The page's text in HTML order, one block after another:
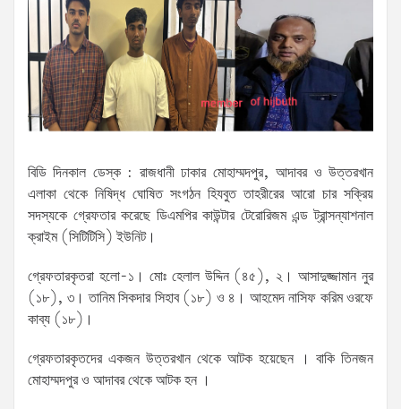
বিডি দিনকাল ডেস্ক : রাজধানী ঢাকার মোহাম্মদপুর, আদাবর ও উত্তরখান
এলাকা থেকে নিষিদ্ধ ঘোষিত সংগঠন হিযবুত তাহরীরের আরো চার সক্রিয়
সদস্যকে গ্রেফতার করেছে ডিএমপির কাউন্টার টেরোরিজম এন্ড ট্রান্সন্যাশনাল
ক্রাইম (সিটিটিসি) ইউনিট।
গ্রেফতারকৃতরা হলো-১। মোঃ হেলাল উদ্দিন (৪৫), ২। আসাদুজ্জামান নুর
(১৮), ৩। তানিম সিকদার সিহাব (১৮) ও ৪। আহমেদ নাসিফ করিম ওরফে
কাব্য (১৮)।
গ্রেফতারকৃতদের একজন উত্তরখান থেকে আটক হয়েছেন । বাকি তিনজন
মোহাম্মদপুর ও আদাবর থেকে আটক হন ।